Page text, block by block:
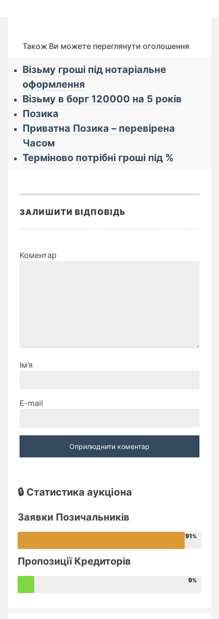
Також Ви можете переглянути оголошення
Візьму гроші під нотаріальне
оформлення
Візьму в борг 120000 на 5 років
Позика
Приватна Позика – перевірена
Часом
Терміново потрібні гроші під %
ЗАЛИШИТИ ВІДПОВІДЬ
Коментар
Ім’я
E-mail
🔒 Статистика аукціона
Заявки Позичальників
91
Пропозиції Кредиторів
9